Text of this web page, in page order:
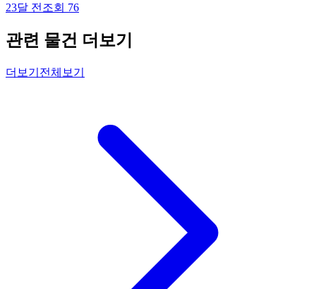
23달 전 조회 76
관련 물건 더보기
더보기 전체보기